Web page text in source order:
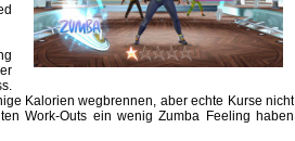
Kalorien wegbrennen, aber echte Kurse nicht
Work-Outs ein wenig Zumba Feeling haben